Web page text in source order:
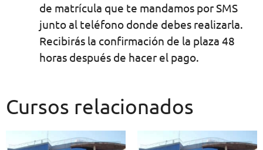
de matrícula que te mandamos por SMS
junto al teléfono donde debes realizarla.
Recibirás la confirmación de la plaza 48
horas después de hacer el pago.
Cursos relacionados